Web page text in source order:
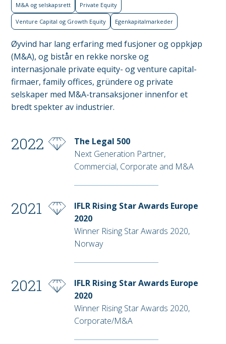
M&A og selskapsrett Private Equity
Venture Capital og Growth Equity Egenkapital­markeder
Øyvind har lang erfaring med fusjoner og oppkjøp
(M&A), og bistår en rekke norske og
internasjonale private equity- og venture capital-
firmaer, family offices, gründere og private
selskaper med M&A-transaksjoner innenfor et
bredt spekter av industrier.
2022
The Legal 500
Next Generation Partner,
Commercial, Corporate and M&A
2021
IFLR Rising Star Awards Europe
2020
Winner Rising Star Awards 2020,
Norway
2021
IFLR Rising Star Awards Europe
2020
Winner Rising Star Awards 2020,
Corporate/M&A